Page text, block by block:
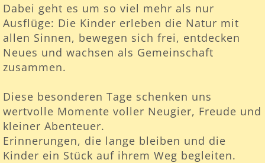
Dabei geht es um so viel mehr als nur
Ausflüge: Die Kinder erleben die Natur mit
allen Sinnen, bewegen sich frei, entdecken
Neues und wachsen als Gemeinschaft
zusammen.
Diese besonderen Tage schenken uns
wertvolle Momente voller Neugier, Freude und
kleiner Abenteuer.
Erinnerungen, die lange bleiben und die
Kinder ein Stück auf ihrem Weg begleiten.